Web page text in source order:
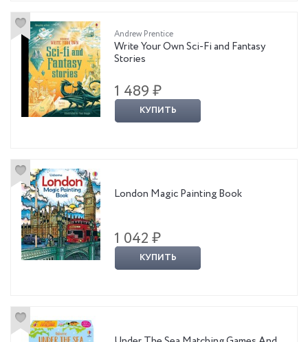
Andrew Prentice
Write Your Own Sci-Fi and Fantasy
Stories
1 489 ₽
КУПИТЬ
London Magic Painting Book
1 042 ₽
КУПИТЬ